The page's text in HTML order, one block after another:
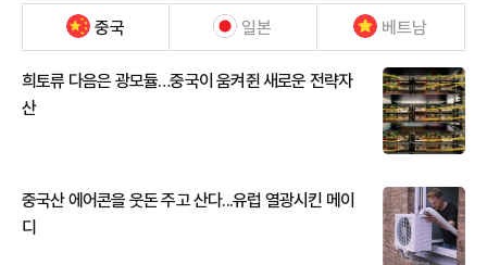
중국 일본 베트남
희토류 다음은 광모듈…중국이 움켜쥔 새로운 전략자
산
중국산 에어콘을 웃돈 주고 산다...유럽 열광시킨 메이
디